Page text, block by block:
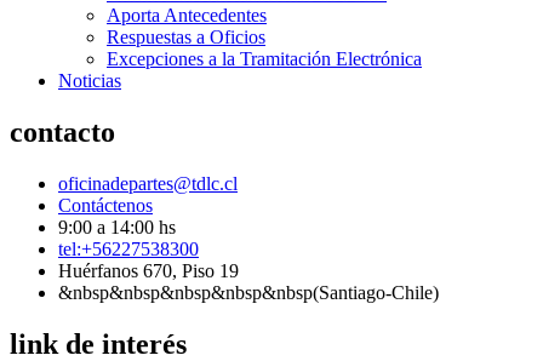
Aporta Antecedentes
Respuestas a Oficios
Excepciones a la Tramitación Electrónica
Noticias
contacto
oficinadepartes@tdlc.cl
Contáctenos
9:00 a 14:00 hs
tel:+56227538300
Huérfanos 670, Piso 19
&nbsp&nbsp&nbsp&nbsp&nbsp(Santiago-Chile)
link de interés